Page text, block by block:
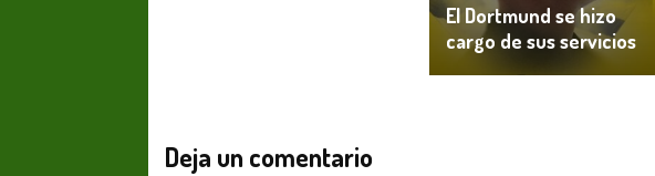
El Dortmund se hizo
cargo de sus servicios
Deja un comentario